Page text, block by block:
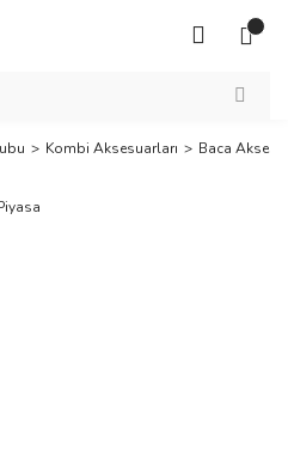
Kombi Aksesuarları Baca